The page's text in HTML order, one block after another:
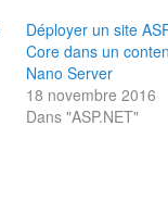
Déployer un site
Core dans un
Nano Server
18 novembre 2016
Dans "ASP.NET"